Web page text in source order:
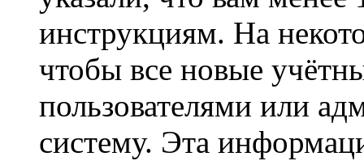
инструкциям. На
чтобы все новые
пользователями или
систему. Эта